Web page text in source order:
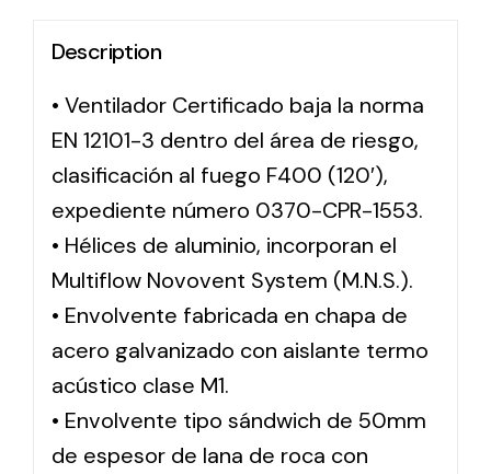
Description
• Ventilador Certificado baja la norma
EN 12101-3 dentro del área de riesgo,
clasificación al fuego F400 (120′),
expediente número 0370-CPR-1553.
• Hélices de aluminio, incorporan el
Multiflow Novovent System (M.N.S.).
• Envolvente fabricada en chapa de
acero galvanizado con aislante termo
acústico clase M1.
• Envolvente tipo sándwich de 50mm
de espesor de lana de roca con